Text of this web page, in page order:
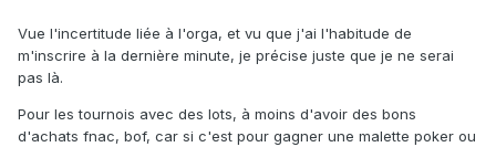
Vue l'incertitude liée à l'orga, et vu que j'ai l'habitude de
m'inscrire à la dernière minute, je précise juste que je ne serai
pas là.
Pour les tournois avec des lots, à moins d'avoir des bons
d'achats fnac, bof, car si c'est pour gagner une malette poker ou